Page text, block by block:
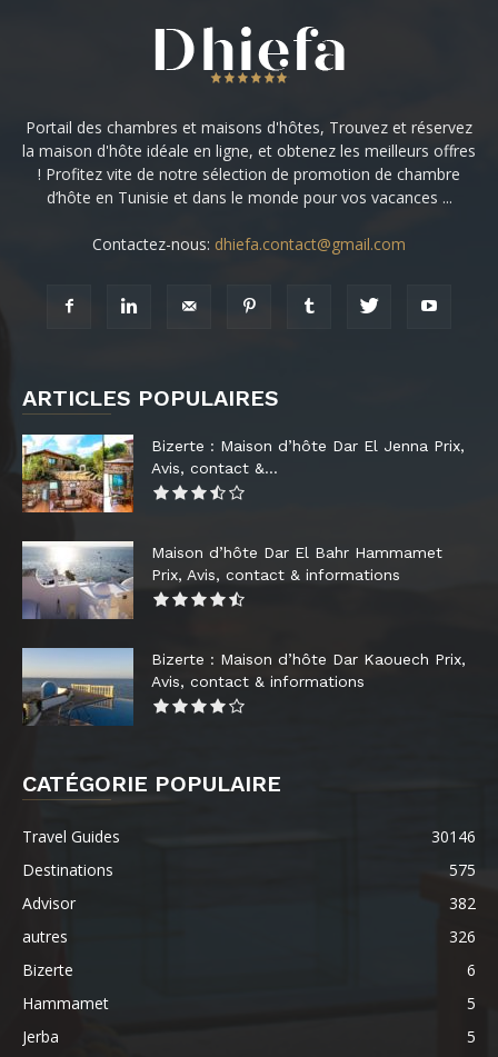
Portail des chambres et maisons d'hôtes, Trouvez et réservez
la maison d'hôte idéale en ligne, et obtenez les meilleurs offres
! Profitez vite de notre sélection de promotion de chambre
d’hôte en Tunisie et dans le monde pour vos vacances ...
Contactez-nous: dhiefa.contact@gmail.com
ARTICLES POPULAIRES
Bizerte : Maison d’hôte Dar El Jenna Prix,
Avis, contact &...
Maison d’hôte Dar El Bahr Hammamet
Prix, Avis, contact & informations
Bizerte : Maison d’hôte Dar Kaouech Prix,
Avis, contact & informations
CATÉGORIE POPULAIRE
Travel Guides
30146
Destinations
575
Advisor
382
autres
326
Bizerte
6
Hammamet
5
Jerba
5